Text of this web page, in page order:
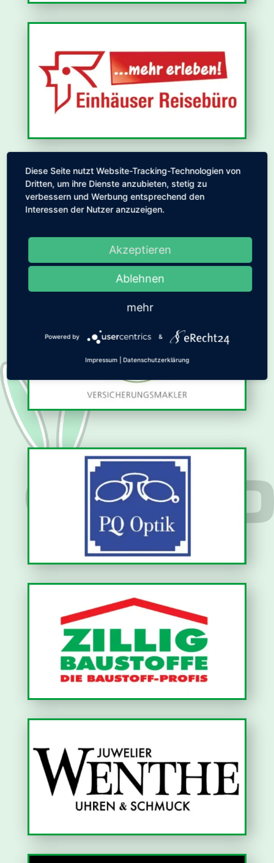
Diese Seite nutzt Website-Tracking-Technologien von
Dritten, um ihre Dienste anzubieten, stetig zu
verbessern und Werbung entsprechend den
Interessen der Nutzer anzuzeigen.
Akzeptieren
Ablehnen
mehr
Powered by &
Impressum Datenschutzerklärung